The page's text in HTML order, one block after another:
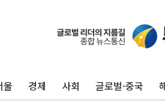
울 경제 사회 글로벌·중국
미 연준 매파
[종합] 이슬
美 항소법원,
이란 핵심 원